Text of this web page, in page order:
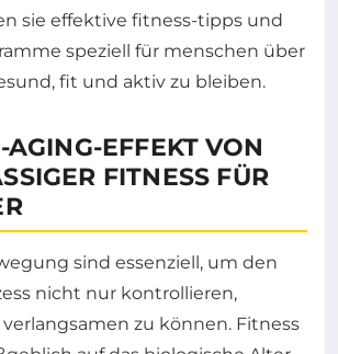
EFFEKT VON
FITNESS FÜR B
sind essenziell, um den
nicht nur kontrollieren,
zu können. Fitness